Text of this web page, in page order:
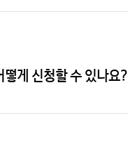
게 신청할 수 있나요?